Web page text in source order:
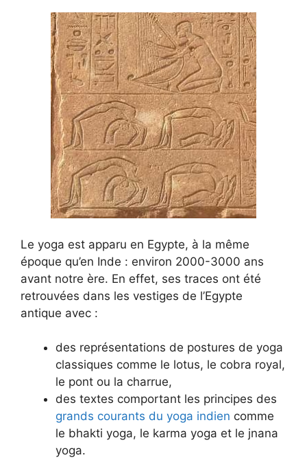
Le yoga est apparu en Egypte, à la même
époque qu’en Inde : environ 2000-3000 ans
avant notre ère. En effet, ses traces ont été
retrouvées dans les vestiges de l’Egypte
antique avec :
des représentations de postures de yoga
classiques comme le lotus, le cobra royal,
le pont ou la charrue,
des textes comportant les principes des
grands courants du yoga indien comme
le bhakti yoga, le karma yoga et le jnana
yoga.